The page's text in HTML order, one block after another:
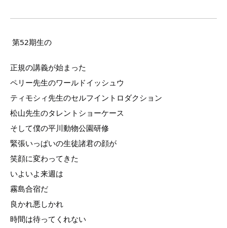
第52期生の
正規の講義が始まった
ペリー先生のワールドイッシュウ
ティモシィ先生のセルフイントロダクション
松山先生のタレントショーケース
そして僕の平川動物公園研修
緊張いっぱいの生徒諸君の顔が
笑顔に変わってきた
いよいよ来週は
霧島合宿だ
良かれ悪しかれ
時間は待ってくれない